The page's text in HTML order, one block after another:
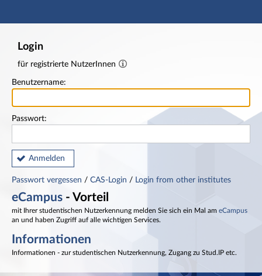
Hauptnavigation
Login
für registrierte NutzerInnen
Benutzername:
Passwort:
Anmelden
Passwort vergessen / CAS-Login / Login from other institutes
eCampus - Vorteil
mit Ihrer studentischen Nutzerkennung melden Sie sich ein Mal am eCampus
an und haben Zugriff auf alle wichtigen Services.
Informationen
Informationen - zur studentischen Nutzerkennung, Zugang zu Stud.IP etc.